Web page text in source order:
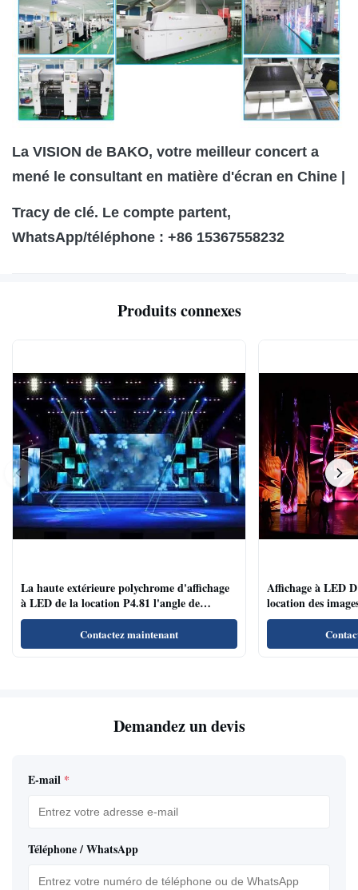
La VISION de BAKO, votre meilleur concert a
mené le consultant en matière d'écran en Chine |
Tracy de clé. Le compte partent,
WhatsApp/téléphone : +86 15367558232
Produits connexes
La haute extérieure polychrome d'affichage
à LED de la location P4.81 l'angle de
visualisation large de vitesse de régénération
Contactez maintenant
Affichage à LED
location des
conférences/salles
Demandez un devis
E-mail *
Téléphone / WhatsApp